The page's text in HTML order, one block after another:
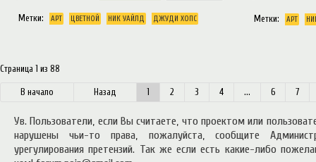
Метки: АРТ ЦВЕТНОЙ НИК УАЙЛД ДЖУДИ ХОПС Метки: АРТ
Страница 1 из 88
начало Назад 1 2 3 4 ... 6 7
Ув. Пользователи, если Вы считаете, что проектом или
нарушены чьи-то права, пожалуйста, сообщите
урегулирования претензий. Так же если есть какие-либо